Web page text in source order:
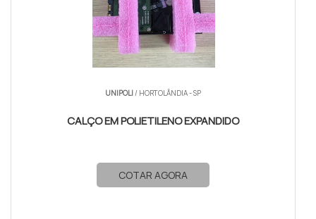
UNIPOLI/ HORTOLÂNDIA - SP
CALÇO EM POLIETILENO EXPANDIDO
COTAR AGORA